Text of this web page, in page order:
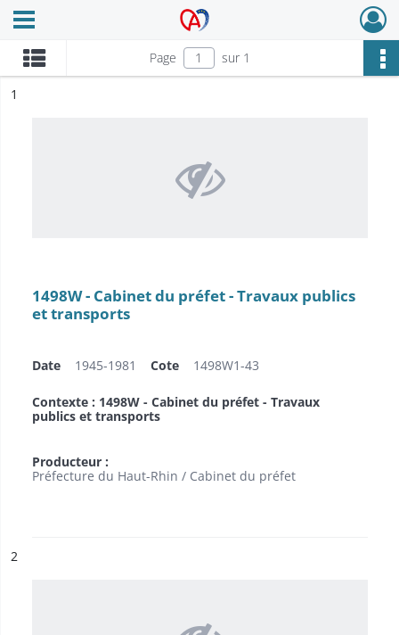
Archives Alsace - Colmar
Ouvrir le menu déroulant
Page sur 1
n°
1
1498W - Cabinet du préfet - Travaux publics
et transports
Date 1945-1981 Cote 1498W1-43
Contexte : 1498W - Cabinet du préfet - Travaux
publics et transports
Producteur :
Préfecture du Haut-Rhin / Cabinet du préfet
n°
2